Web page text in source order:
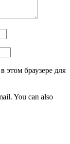
этом браузере для
You can also